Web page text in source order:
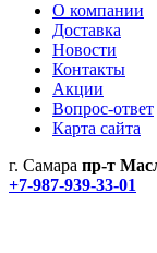
О компании
Доставка
Новости
Контакты
Акции
Вопрос-ответ
Карта сайта
г. Самара пр-т
+7-987-939-33-01